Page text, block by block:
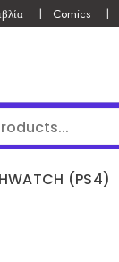
Comics
(PS4)